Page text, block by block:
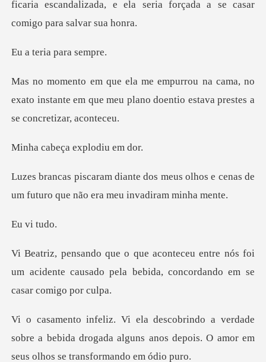
ria par
a, no
exato instante em que meu plano doenti
eça explo
meus olhos e cenas de
um futuro qu
vi
tre nós foi
um acidente causado pela bebida
ade
sobre a bebida drogada alguns anos depois. O